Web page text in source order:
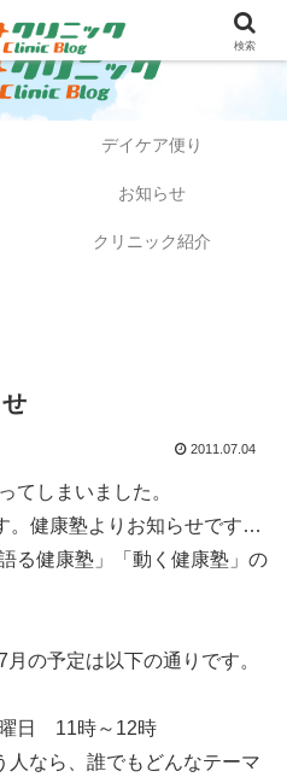
デイケア便り
お知らせ
クリニック紹介
2011.07.04
てしまいました。
。健康塾よりお知らせです…
る健康塾」「動く健康塾」の
の予定は以下の通りです。
日 11時～12時
人なら、誰でもどんなテーマ
検索